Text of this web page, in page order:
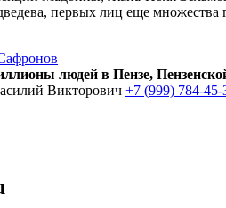
первых лиц еще множества
людей в Пензе,
Викторович +7 (999) 784-45-